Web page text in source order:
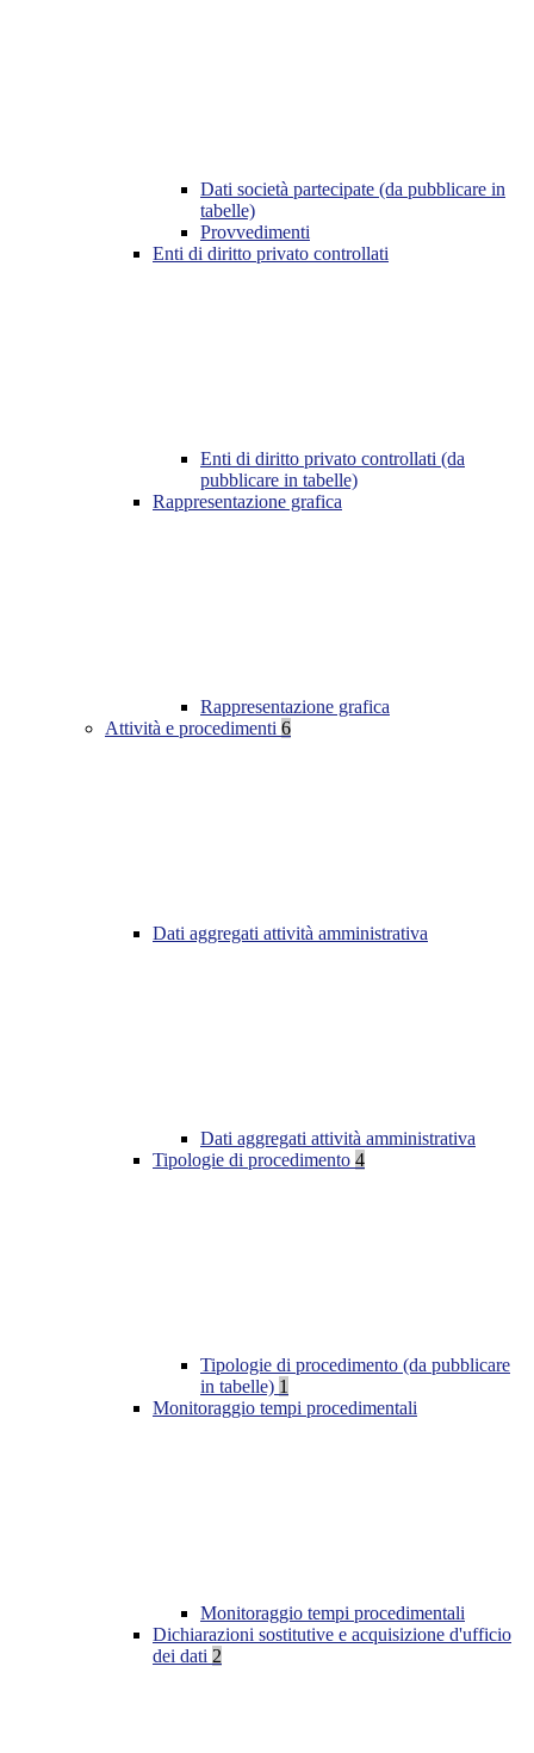
Dati società partecipate (da pubblicare in
tabelle)
Provvedimenti
Enti di diritto privato controllati
Enti di diritto privato controllati (da
pubblicare in tabelle)
Rappresentazione grafica
Rappresentazione grafica
Attività e procedimenti 6
Dati aggregati attività amministrativa
Dati aggregati attività amministrativa
Tipologie di procedimento 4
Tipologie di procedimento (da pubblicare
in tabelle) 1
Monitoraggio tempi procedimentali
Monitoraggio tempi procedimentali
Dichiarazioni sostitutive e acquisizione d'ufficio
dei dati 2